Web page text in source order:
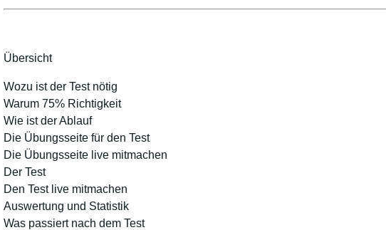
Übersicht
Wozu ist der Test nötig
Warum 75% Richtigkeit
Wie ist der Ablauf
Die Übungsseite für den Test
Die Übungsseite live mitmachen
Der Test
Den Test live mitmachen
Auswertung und Statistik
Was passiert nach dem Test